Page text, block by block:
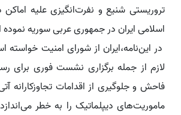
تروریستی شنیع و نفرت‌انگیزی علیه
اسلامی ایران در جمهوری عربی سوریه
در این‌نامه،ایران از شورای امنیت خواسته
لازم از جمله برگزاری نشست فوری برای
فاحش و جلوگیری از اقدامات تجاوزکارانه
ماموریت‌های دیپلماتیک را به خطر